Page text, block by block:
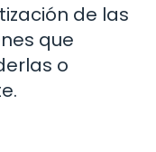
de las
que
o